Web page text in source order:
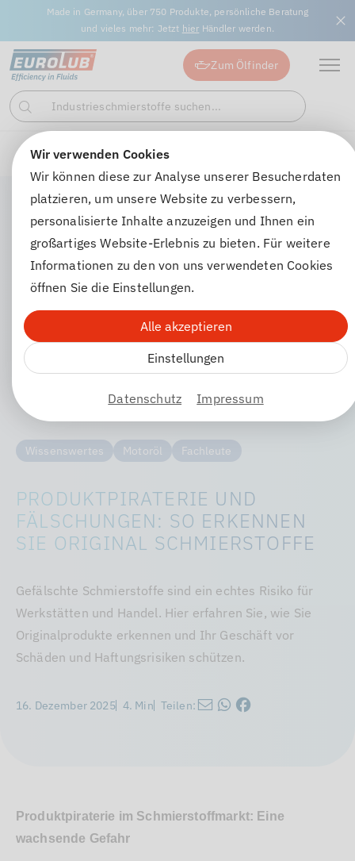
Wir verwenden Cookies
Wir können diese zur Analyse unserer Besucherdaten
platzieren, um unsere Website zu verbessern,
personalisierte Inhalte anzuzeigen und Ihnen ein
großartiges Website-Erlebnis zu bieten. Für weitere
Informationen zu den von uns verwendeten Cookies
öffnen Sie die Einstellungen.
Alle akzeptieren
Einstellungen
Datenschutz Impressum
Made in Germany, über 750 Produkte, persönliche Beratung
und vieles mehr: Jetzt hier Händler werden.
Zum Ölfinder
Suchen
Industrieschmierstoffe suchen...
Unternehmen Ratgeber
Wissenswertes Motoröl Fachleute
PRODUKTPIRATERIE UND
FÄLSCHUNGEN: SO ERKENNEN
SIE ORIGINAL SCHMIERSTOFFE
Gefälschte Schmierstoffe sind ein echtes Risiko für
Werkstätten und Handel. Hier erfahren Sie, wie Sie
Originalprodukte erkennen und Ihr Geschäft vor
Schäden und Haftungsrisiken schützen.
16. Dezember 2025 4. Min Teilen:
Produktpiraterie im Schmierstoffmarkt: Eine
wachsende Gefahr